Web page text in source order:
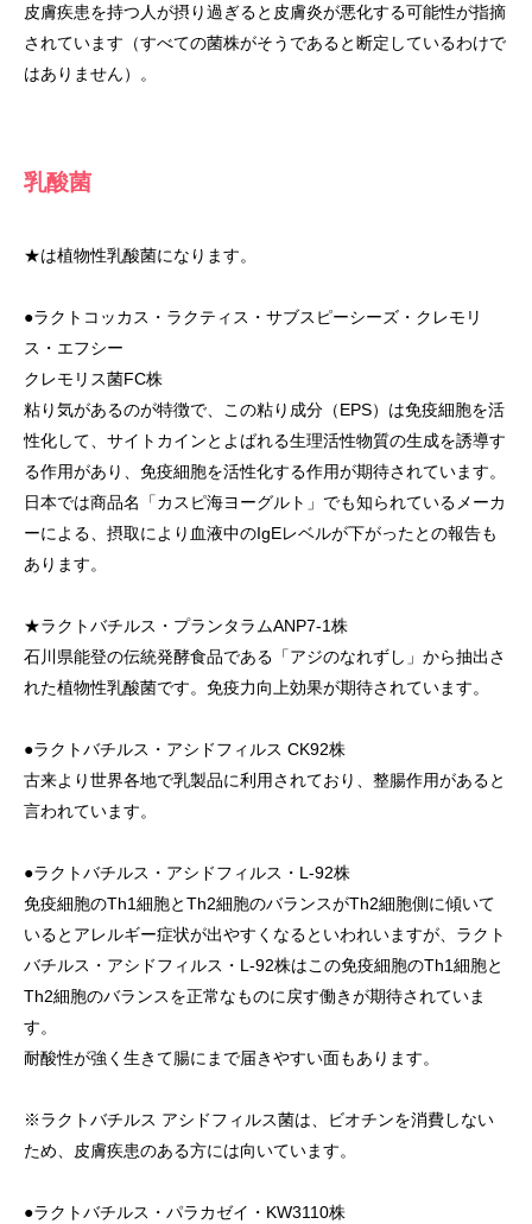
皮膚疾患を持つ人が摂り過ぎると皮膚炎が悪化する可能性が指摘
されています（すべての菌株がそうであると断定しているわけで
はありません）。
乳酸菌
★は植物性乳酸菌になります。
●ラクトコッカス・ラクティス・サブスピーシーズ・クレモリ
ス・エフシー
クレモリス菌FC株
粘り気があるのが特徴で、この粘り成分（EPS）は免疫細胞を活
性化して、サイトカインとよばれる生理活性物質の生成を誘導す
る作用があり、免疫細胞を活性化する作用が期待されています。
日本では商品名「カスピ海ヨーグルト」でも知られているメーカ
ーによる、摂取により血液中のIgEレベルが下がったとの報告も
あります。
★ラクトバチルス・プランタラムANP7-1株
石川県能登の伝統発酵食品である「アジのなれずし」から抽出さ
れた植物性乳酸菌です。免疫力向上効果が期待されています。
●ラクトバチルス・アシドフィルス CK92株
古来より世界各地で乳製品に利用されており、整腸作用があると
言われています。
●ラクトバチルス・アシドフィルス・L-92株
免疫細胞のTh1細胞とTh2細胞のバランスがTh2細胞側に傾いて
いるとアレルギー症状が出やすくなるといわれいますが、ラクト
バチルス・アシドフィルス・L-92株はこの免疫細胞のTh1細胞と
Th2細胞のバランスを正常なものに戻す働きが期待されていま
す。
耐酸性が強く生きて腸にまで届きやすい面もあります。
※ラクトバチルス アシドフィルス菌は、ビオチンを消費しない
ため、皮膚疾患のある方には向いています。
●ラクトバチルス・パラカゼイ・KW3110株